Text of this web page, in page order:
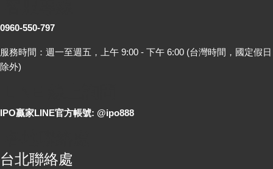
0960-550-797
服務時間：週一至週五，上午 9:00 - 下午 6:00 (台灣時間，國定假日
除外)
IPO贏家LINE官方帳號: @ipo888
台北聯絡處